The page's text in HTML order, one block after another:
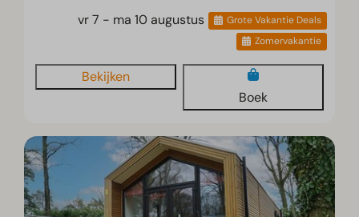
vr 7 - ma 10 augustus
Grote Vakantie Deals
Zomervakantie
Bekijken
Boek